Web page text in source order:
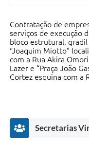
Contratação de
serviços de execução
bloco estrutural, gradil
“Joaquim Miotto”
com a Rua Akira
Lazer e “Praça João
Cortez esquina com a
Secretarias